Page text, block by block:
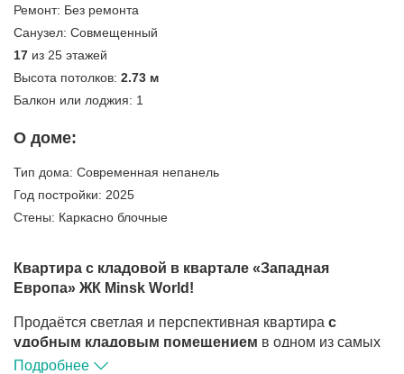
Ремонт: Без ремонта
Санузел: Совмещенный
17 из 25 этажей
Высота потолков: 2.73 м
Балкон или лоджия: 1
О доме:
Тип дома: Современная непанель
Год постройки: 2025
Стены: Каркасно блочные
Квартира с кладовой в квартале «Западная
Европа» ЖК Minsk World!
Продаётся светлая и перспективная квартира с
удобным кладовым помещением в одном из самых
современных кварталов нового района Минска -
Подробнее